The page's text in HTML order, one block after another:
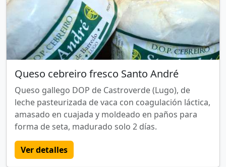
Queso cebreiro fresco Santo André
Queso gallego DOP de Castroverde (Lugo), de
leche pasteurizada de vaca con coagulación láctica,
amasado en cuajada y moldeado en paños para
forma de seta, madurado solo 2 días.
Ver detalles